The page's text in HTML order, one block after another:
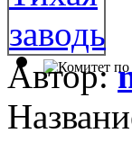
Автор: